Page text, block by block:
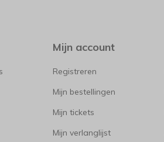
Mijn account
Registreren
Mijn bestellingen
Mijn tickets
Mijn verlanglijst